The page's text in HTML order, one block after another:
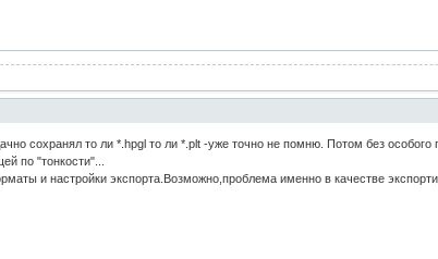
сохранял то ли *.hpgl то ли *.plt -уже точно не помню. Потом без
по "тонкости"...
и настройки экспорта.Возможно,проблема именно в качестве